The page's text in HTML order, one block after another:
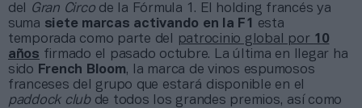
del
Gran Circode la Fórmula 1. El holding francés ya
suma siete marcas activando en la F1
esta
temporada como parte del
patrocinio global por 10
años firmado el
pasado octubre. La última en llegar ha
sido French Bloom, la marca de vinos espumosos
franceses del grupo que estará disponible en el
paddock clubde todos los grandes premios, así como